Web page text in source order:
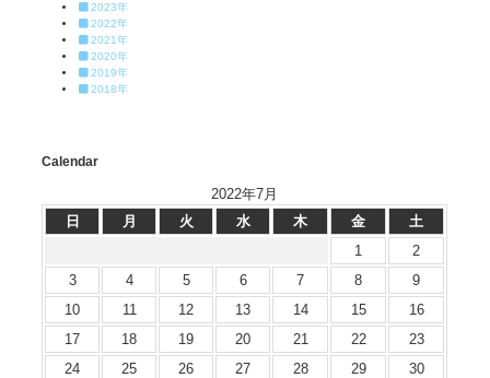
2023年
2022年
2021年
2020年
2019年
2018年
Calendar
2022年7月
日
月 火 水 木 金
土
1
2
3
4 5 6 7 8
9
10
11 12 13 14 15
16
17
18 19 20 21 22
23
24
25 26 27 28 29
30